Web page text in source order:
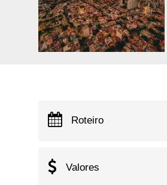
Roteiro
Valores